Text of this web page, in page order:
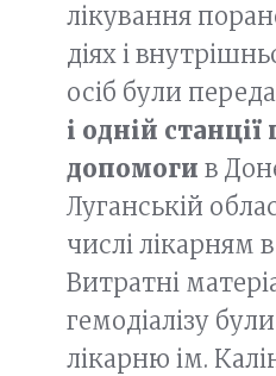
лікування
діях і
осіб були
і одній
допомоги в
Луганській
числі лікарням
Витратні
гемодіалізу
лікарню ім.